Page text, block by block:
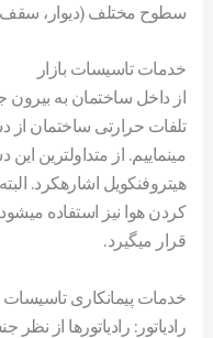
سطوح مختلف (ديوار،
خدمات تاسیسات بازار
از داخل ساختمان به بيرون
تلفات حرارتی ساختمان از
مینماييم. از متداولترين اين
هيتروفنکويل اشارهکرد.
کردن هوا نيز استفاده
قرار میگيرد.
خدمات پیمانکاری تاسیسات
رادياتور: رادياتورها از